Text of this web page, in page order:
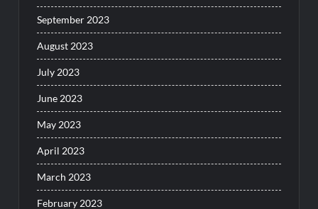
September 2023
August 2023
July 2023
June 2023
May 2023
April 2023
March 2023
February 2023